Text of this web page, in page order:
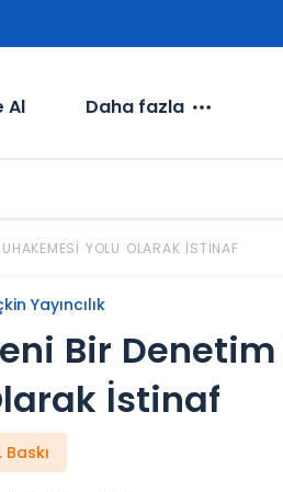
Al Daha fazla
YOLU OLARAK İSTINAF
Yayıncılık
Bir
İstinaf
Baskı